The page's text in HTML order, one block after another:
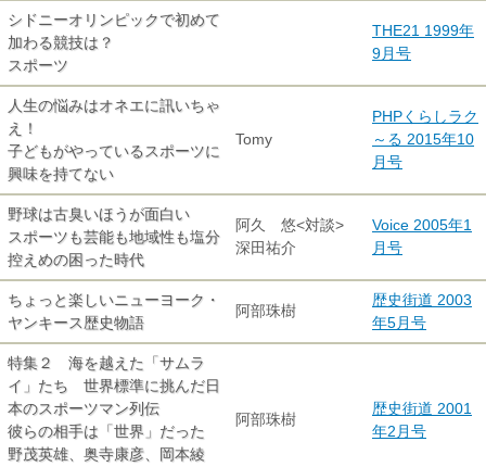
シドニーオリンピックで初めて
加わる競技は？
スポーツ
THE21 1999年
9月号
人生の悩みはオネエに訊いちゃ
え！
子どもがやっているスポーツに
興味を持てない
Tomy
PHPくらしラク
～る 2015年10
月号
野球は古臭いほうが面白い
スポーツも芸能も地域性も塩分
控えめの困った時代
阿久 悠<対談>
深田祐介
Voice 2005年1
月号
ちょっと楽しいニューヨーク・
ヤンキース歴史物語
阿部珠樹
歴史街道 2003
年5月号
特集２ 海を越えた「サムラ
イ」たち 世界標準に挑んだ日
本のスポーツマン列伝
彼らの相手は「世界」だった
野茂英雄、奥寺康彦、岡本綾
阿部珠樹
歴史街道 2001
年2月号